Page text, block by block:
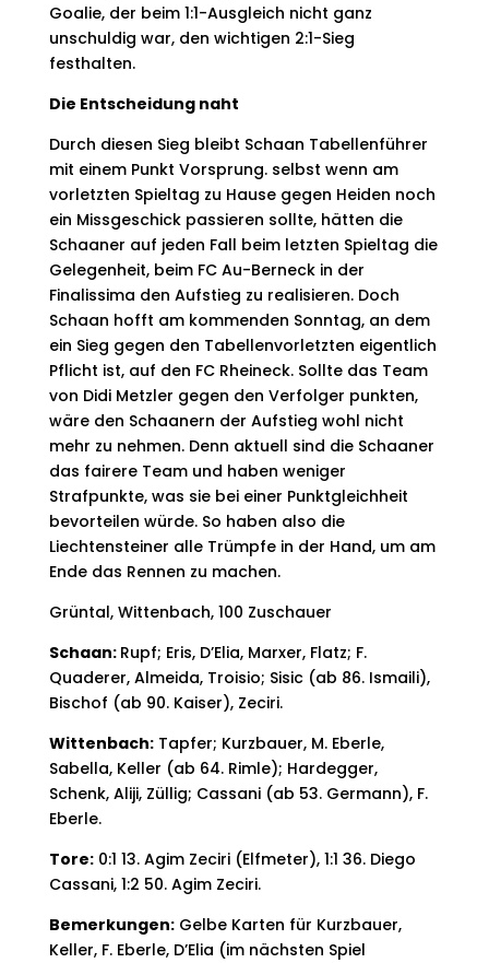
Goalie, der beim 1:1-Ausgleich nicht ganz
unschuldig war, den wichtigen 2:1-Sieg
festhalten.
Die Entscheidung naht
Durch diesen Sieg bleibt Schaan Tabellenführer
mit einem Punkt Vorsprung. selbst wenn am
vorletzten Spieltag zu Hause gegen Heiden noch
ein Missgeschick passieren sollte, hätten die
Schaaner auf jeden Fall beim letzten Spieltag die
Gelegenheit, beim FC Au-Berneck in der
Finalissima den Aufstieg zu realisieren. Doch
Schaan hofft am kommenden Sonntag, an dem
ein Sieg gegen den Tabellenvorletzten eigentlich
Pflicht ist, auf den FC Rheineck. Sollte das Team
von Didi Metzler gegen den Verfolger punkten,
wäre den Schaanern der Aufstieg wohl nicht
mehr zu nehmen. Denn aktuell sind die Schaaner
das fairere Team und haben weniger
Strafpunkte, was sie bei einer Punktgleichheit
bevorteilen würde. So haben also die
Liechtensteiner alle Trümpfe in der Hand, um am
Ende das Rennen zu machen.
Grüntal, Wittenbach, 100 Zuschauer
Schaan: Rupf; Eris, D’Elia, Marxer, Flatz; F.
Quaderer, Almeida, Troisio; Sisic (ab 86. Ismaili),
Bischof (ab 90. Kaiser), Zeciri.
Wittenbach:Tapfer; Kurzbauer, M. Eberle,
Sabella, Keller (ab 64. Rimle); Hardegger,
Schenk, Aliji, Züllig; Cassani (ab 53. Germann), F.
Eberle.
Tore:0:1 13. Agim Zeciri (Elfmeter), 1:1 36. Diego
Cassani, 1:2 50. Agim Zeciri.
Bemerkungen:Gelbe Karten für Kurzbauer,
Keller, F. Eberle, D’Elia (im nächsten Spiel